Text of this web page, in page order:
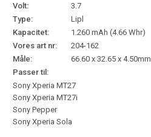
Volt:
3.7
Type:
Lipl
Kapacitet:
1.260 mAh (4.66 Whr)
Vores art nr:
204-162
Måle:
66.60 x 32.65 x 4.50mm
Passer til:
Sony Xperia MT27
Sony Xperia MT27i
Sony Pepper
Sony Xperia Sola